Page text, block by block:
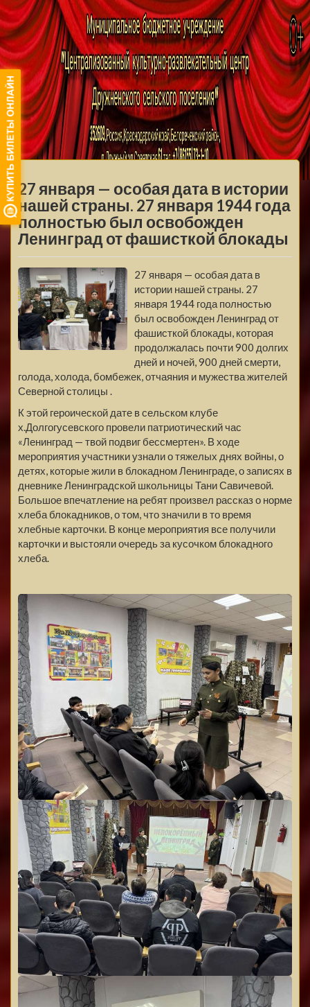
МБУ ЦКРЦ
ДРУЖНЕНСКОГО
СЕЛЬСКОГО
ПОСЕЛЕНИЯ
МЕНЮ
27 января — особая дата в истории
нашей страны. 27 января 1944 года
полностью был освобожден
Ленинград от фашисткой блокады
27 января — особая дата в
истории нашей страны. 27
января 1944 года полностью
был освобожден Ленинград от
фашисткой блокады, которая
продолжалась почти 900 долгих
дней и ночей, 900 дней смерти,
голода, холода, бомбежек, отчаяния и мужества жителей
Северной столицы .
К этой героической дате в сельском клубе
х.Долгогусевского провели патриотический час
«Ленинград — твой подвиг бессмертен». В ходе
мероприятия участники узнали о тяжелых днях войны, о
детях, которые жили в блокадном Ленинграде, о записях в
дневнике Ленинградской школьницы Тани Савичевой.
Большое впечатление на ребят произвел рассказ о норме
хлеба блокадников, о том, что значили в то время
хлебные карточки. В конце мероприятия все получили
карточки и выстояли очередь за кусочком блокадного
хлеба.